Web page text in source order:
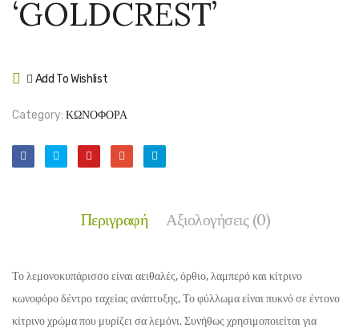
‘GOLDCREST’
Add To Wishlist
Category: ΚΩΝΟΦΟΡΑ
Περιγραφή Αξιολογήσεις (0)
Το λεμονοκυπάρισσο είναι αειθαλές, όρθιο, λαμπερό και κίτρινο
κωνοφόρο δέντρο ταχείας ανάπτυξης, Το φύλλωμα είναι πυκνό σε έντονο
κίτρινο χρώμα που μυρίζει σα λεμόνι. Συνήθως χρησιμοποιείται για